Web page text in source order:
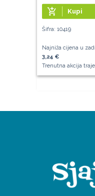
add_shopping_cart Kupi
Šifra: 10419
Najniža cijena u
3,24 €
Trenutna akcija